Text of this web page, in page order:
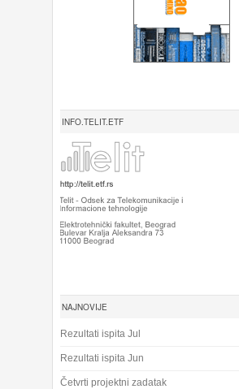
INFO.TELIT.ETF
NAJNOVIJE
Rezultati ispita Jul
Rezultati ispita Jun
Četvrti projektni zadatak